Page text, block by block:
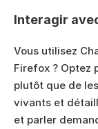
Interagir
Vous utilisez
Firefox ? Optez
plutôt que de
vivants et
et parler